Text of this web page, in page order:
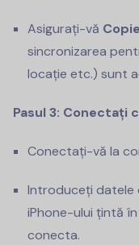
Asigurați-vă
sincronizarea
locație etc.) sunt
Pasul 3: Conectați
Conectați-vă la
Introduceți datele
iPhone-ului țintă
conecta.